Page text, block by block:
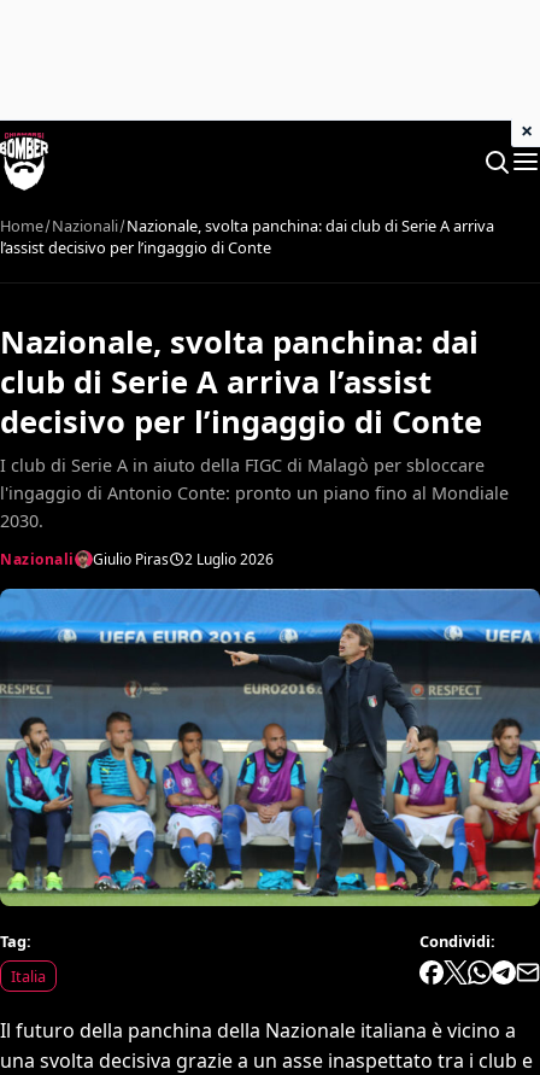
Home Nazionali Nazionale, svolta panchina: dai club di Serie A arriva
l’assist decisivo per l’ingaggio di Conte
Nazionale, svolta panchina: dai
club di Serie A arriva l’assist
decisivo per l’ingaggio di Conte
I club di Serie A in aiuto della FIGC di Malagò per sbloccare
l'ingaggio di Antonio Conte: pronto un piano fino al Mondiale
2030.
Nazionali Giulio Piras 2 Luglio 2026
Tag:
Italia
Condividi:
Il futuro della panchina della Nazionale italiana è vicino a
una svolta decisiva grazie a un asse inaspettato tra i club e
×